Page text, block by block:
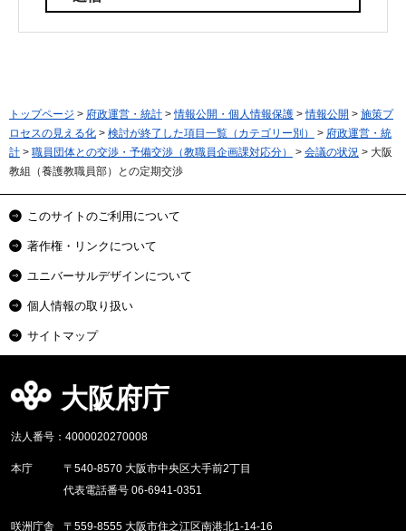
トップページ > 府政運営・統計 >情報公開・個人情報保護 >情報公開 > 施策プ
ロセスの見える化 > 検討が終了した項目一覧（カテゴリー別） > 府政運営・統
計 > 職員団体との交渉・予備交渉（教職員企画課対応分） > 会議の状況 > 大阪
教組（養護教職員部）との定期交渉
このサイトのご利用について
著作権・リンクについて
ユニバーサルデザインについて
個人情報の取り扱い
サイトマップ
大阪府庁
法人番号：4000020270008
本庁
〒540-8570 大阪市中央区大手前2丁目
代表電話番号 06-6941-0351
咲洲庁舎 〒559-8555 大阪市住之江区南港北1-14-16